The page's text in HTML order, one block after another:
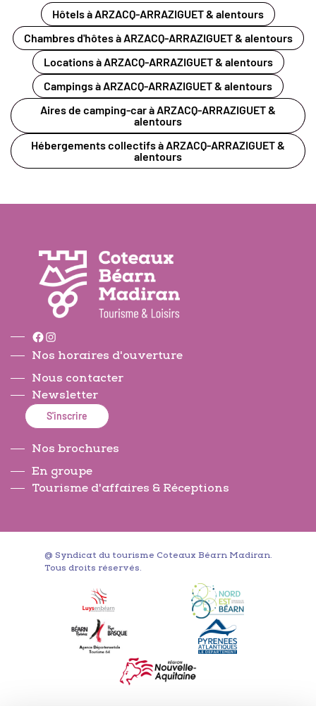
Hôtels à ARZACQ-ARRAZIGUET & alentours
Chambres d'hôtes à ARZACQ-ARRAZIGUET & alentours
Locations à ARZACQ-ARRAZIGUET & alentours
Campings à ARZACQ-ARRAZIGUET & alentours
Aires de camping-car à ARZACQ-ARRAZIGUET &
alentours
Hébergements collectifs à ARZACQ-ARRAZIGUET &
alentours
Facebook
Instagram
Nos horaires d'ouverture
Nous contacter
Newsletter
S'inscrire
Nos brochures
En groupe
Tourisme d'affaires & Réceptions
@ Syndicat du tourisme Coteaux Béarn Madiran.
Tous droits réservés.